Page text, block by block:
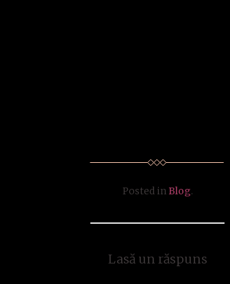
Posted in Blog.
Lasă un răspuns